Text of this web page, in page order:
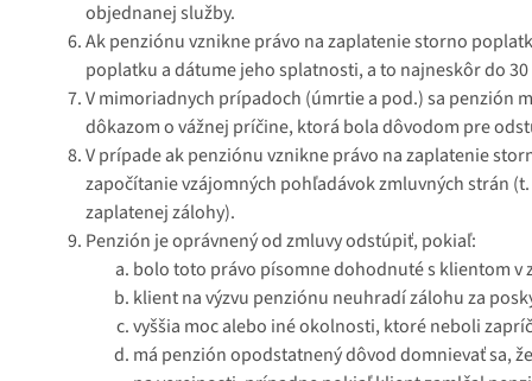
objednanej služby.
Ak penziónu vznikne právo na zaplatenie storno
poplatku a dátume jeho splatnosti, a to najneskôr do
V mimoriadnych prípadoch (úmrtie a pod.) sa penzión
dôkazom o vážnej príčine, ktorá bola dôvodom pre
V prípade ak penziónu vznikne právo na zaplatenie
započítanie vzájomných pohľadávok zmluvných strán
zaplatenej zálohy).
Penzión je oprávnený od zmluvy odstúpiť, pokiaľ:
bolo toto právo písomne dohodnuté s klientom v
klient na výzvu penziónu neuhradí zálohu za
vyššia moc alebo iné okolnosti, ktoré neboli
má penzión opodstatnený dôvod domnievať sa,